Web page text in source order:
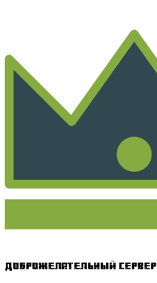
Доброжелательный сервер